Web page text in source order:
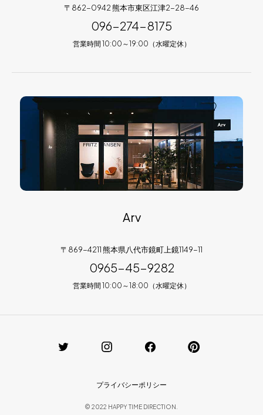
〒862-0942 熊本市東区江津2-28-46
096-274-8175
営業時間 10:00～19:00（水曜定休）
Arv
〒869-4211 熊本県八代市鏡町上鏡1149-11
0965-45-9282
営業時間 10:00～18:00（水曜定休）
プライバシーポリシー
© 2022 HAPPY TIME DIRECTION.